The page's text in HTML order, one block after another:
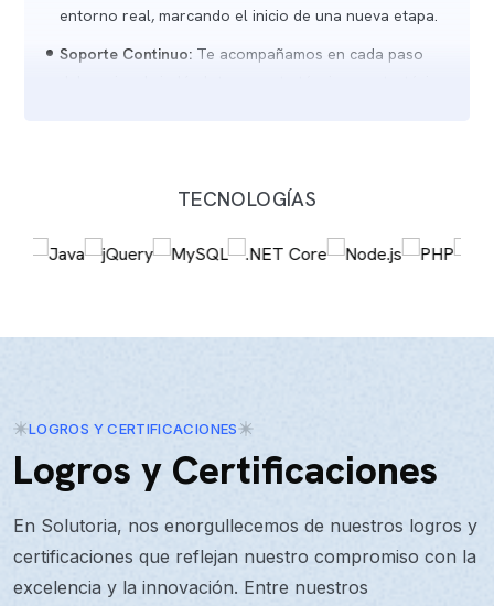
entorno real, marcando el inicio de una nueva etapa.
Soporte Continuo: Te acompañamos en cada paso
continuo y duradero.TECNOLOGÍAS
LOGROS Y CERTIFICACIONES
Logros y Certificaciones
En Solutoria, nos enorgullecemos de nuestros logros y
certificaciones que reflejan nuestro compromiso con la
excelencia y la innovación. Entre nuestros